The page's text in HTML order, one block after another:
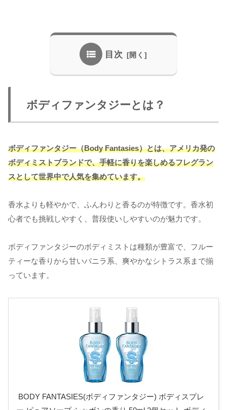
目次
ボディファンタジーとは？
ボディファンタジー（Body Fantasies）とは、アメリカ発の
ボディミストブランドで、手軽に香りを楽しめるフレグラン
スとして世界中で人気を集めています。
香水よりも軽やかで、ふんわりと香るのが特徴です。香水初
心者でも挑戦しやすく、普段使いしやすいのが魅力です。
ボディファンタジーのボディミストは種類が豊富で、フルー
ティーな香りから甘いバニラ系、爽やかなシトラス系まで揃
っています。
BODY FANTASIES(ボディファンタジー) ボディスプレ